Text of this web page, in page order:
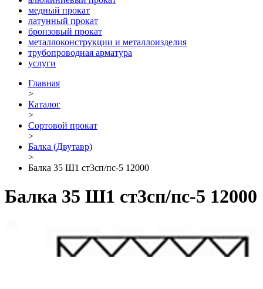
медный прокат
латунный прокат
бронзовый прокат
металлоконструкции и металлоизделия
трубопроводная арматура
услуги
Главная
>
Каталог
>
Сортовой прокат
>
Балка (Двутавр)
>
Балка 35 Ш1 ст3сп/пс-5 12000
Балка 35 Ш1 ст3сп/пс-5 12000